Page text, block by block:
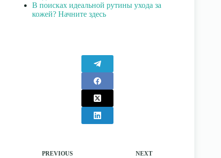
В поисках идеальной рутины ухода за
кожей? Начните здесь
PREVIOUS NEXT